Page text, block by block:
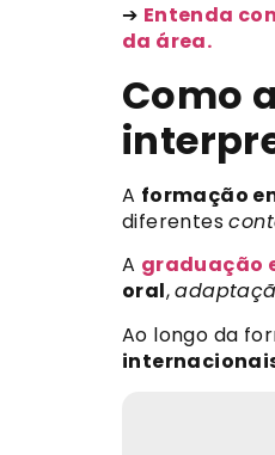
➔ Entenda
da área.
Como
A formação
diferentes
A graduação
oral,
Ao longo da